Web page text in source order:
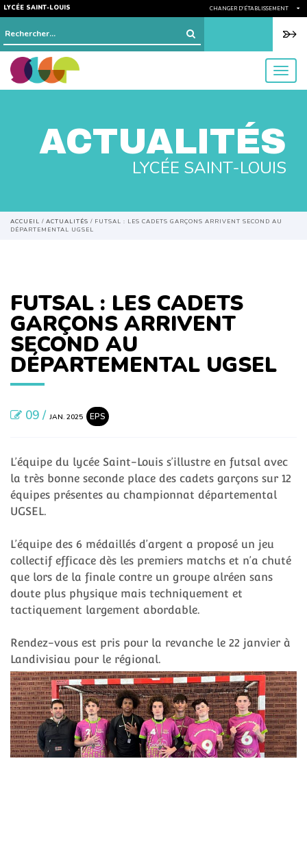
LYCÉE SAINT-LOUIS CHANGER D'ÉTABLISSEMENT
Rechercher :
menu
ACTUALITÉS
LYCÉE SAINT-LOUIS
ACCUEIL / ACTUALITÉS / FUTSAL : LES CADETS GARÇONS ARRIVENT SECOND AU
DÉPARTEMENTAL UGSEL
FUTSAL : LES CADETS
GARÇONS ARRIVENT
SECOND AU
DÉPARTEMENTAL UGSEL
09 / JAN. 2025 EPS
L’équipe du lycée Saint-Louis s’illustre en futsal avec
la très bonne seconde place des cadets garçons sur 12
équipes présentes au championnat départemental
UGSEL.
L’équipe des 6 médaillés d’argent a proposé un jeu
collectif efficace dès les premiers matchs et n’a chuté
que lors de la finale contre un groupe alréen sans
doute plus physique mais techniquement et
tactiquement largement abordable.
Rendez-vous est pris pour la revanche le 22 janvier à
Landivisiau pour le régional.